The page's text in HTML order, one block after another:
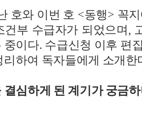
호와 이번 호 <동행> 꼭
건부 수급자가 되었으며,
중이다. 수급신청 이후 편
리하여 독자들에게 소개한
결심하게 된 계기가 궁금